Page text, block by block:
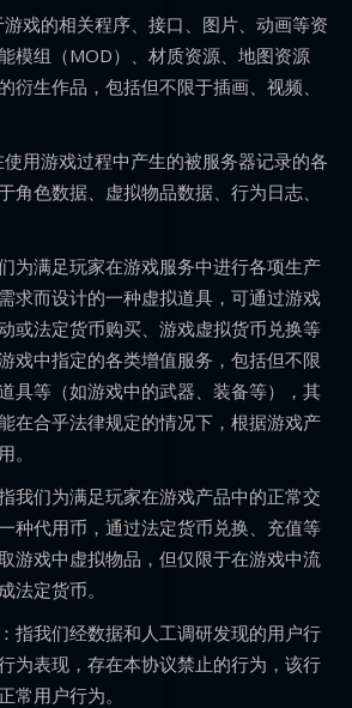
戏的相关程序、接口、图片、动画等资
模组（MOD）、材质资源、地图资源
衍生作品，包括但不限于插画、视频、
用游戏过程中产生的被服务器记录的各
角色数据、虚拟物品数据、行为日志、
为满足玩家在游戏服务中进行各项生产
求而设计的一种虚拟道具，可通过游戏
或法定货币购买、游戏虚拟货币兑换等
戏中指定的各类增值服务，包括但不限
具等（如游戏中的武器、装备等），其
在合乎法律规定的情况下，根据游戏产
。
我们为满足玩家在游戏产品中的正常交
种代用币，通过法定货币兑换、充值等
游戏中虚拟物品，但仅限于在游戏中流
法定货币。
指我们经数据和人工调研发现的用户行
为表现，存在本协议禁止的行为，该行
常用户行为。